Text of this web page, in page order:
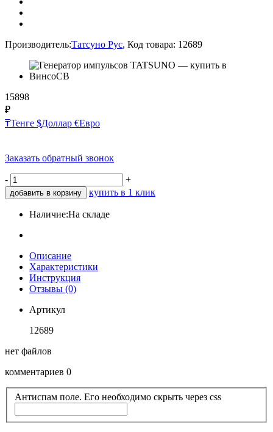
Производитель:Татсуно Рус, Код товара: 12689
15898
₽
₸Тенге $Доллар €Евро
Заказать обратный звонок
- +
добавить в корзину купить в 1 клик
Наличие:На складе
Описание
Характеристики
Инструкция
Отзывы (0)
Артикул
12689
нет файлов
комментариев 0
Антиспам поле. Его необходимо скрыть через css